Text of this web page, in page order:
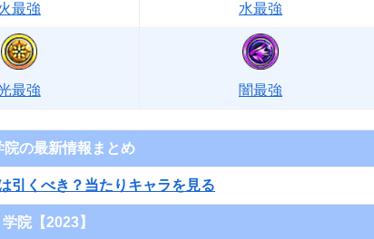
最強 水最強
最強 闇最強
の最新情報まとめ
引くべき？当たりキャラを見る
院【2023】